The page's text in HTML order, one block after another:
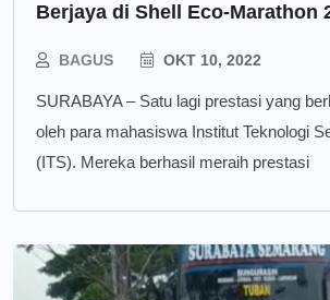
Berjaya di Shell Eco-Marathon
BAGUS OKT 10, 2022
SURABAYA – Satu lagi prestasi yang
oleh para mahasiswa Institut Teknologi
(ITS). Mereka berhasil meraih prestasi